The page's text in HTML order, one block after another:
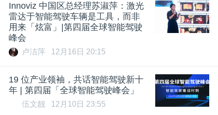
Innoviz 中国区总经理苏淑萍：激光
雷达于智能驾驶车辆是工具，而非
用来「炫富」|第四届全球智能驾驶
峰会
卢洁萍 12月16日 20:15
19 位产业领袖，共话智能驾驶新十
年 | 第四届「全球智能驾驶峰会」
伍文靓 12月10日 23:55